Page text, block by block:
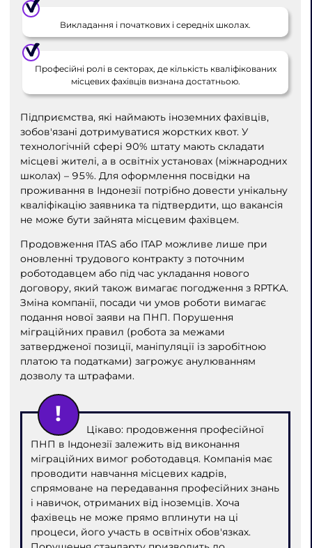
Викладання і початкових і середніх школах.
Професійні ролі в секторах, де кількість кваліфікованих
місцевих фахівців визнана достатньою.
Підприємства, які наймають іноземних фахівців,
зобов'язані дотримуватися жорстких квот. У
технологічній сфері 90% штату мають складати
місцеві жителі, а в освітніх установах (міжнародних
школах) – 95%. Для оформлення посвідки на
проживання в Індонезії потрібно довести унікальну
кваліфікацію заявника та підтвердити, що вакансія
не може бути зайнята місцевим фахівцем.
Продовження ITAS або ITAP можливе лише при
оновленні трудового контракту з поточним
роботодавцем або під час укладання нового
договору, який також вимагає погодження з RPTKA.
Зміна компанії, посади чи умов роботи вимагає
подання нової заяви на ПНП. Порушення
міграційних правил (робота за межами
затвердженої позиції, маніпуляції із заробітною
платою та податками) загрожує анулюванням
дозволу та штрафами.
Цікаво: продовження професійної
ПНП в Індонезії залежить від виконання
міграційних вимог роботодавця. Компанія має
проводити навчання місцевих кадрів,
спрямоване на передавання професійних знань
і навичок, отриманих від іноземців. Хоча
фахівець не може прямо вплинути на ці
процеси, його участь в освітніх обов'язках.